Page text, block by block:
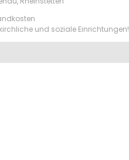
und soziale Einrichtungen!